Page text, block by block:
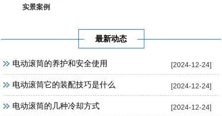
实景案例
最新动态
[2024-12-24]
电动滚筒的养护和安全使用
[2024-12-24]
电动滚筒它的装配技巧是什么
[2024-12-24]
电动滚筒的几种冷却方式